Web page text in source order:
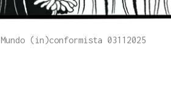
Mundo (in)conformista 03112025